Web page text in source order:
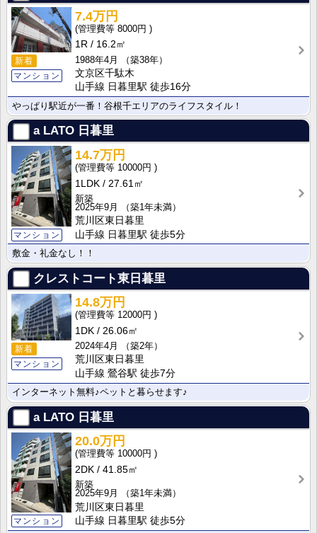
新着
マンション
7.4万円
8000円
1R
16.2㎡
1988年4月
（築38年）
文京区千駄木
山手線 日暮里駅 徒歩16分
やっぱり駅近が一番！谷根千エリアのライフスタイル！
a LATO 日暮里
マンション
14.7万円
10000円
1LDK
27.61㎡
新築
2025年9月
（築1年未満）
荒川区東日暮里
山手線 日暮里駅 徒歩5分
敷金・礼金なし！！
クレストコート東日暮里
新着
マンション
14.8万円
12000円
1DK
26.06㎡
2024年4月
（築2年）
荒川区東日暮里
山手線 鶯谷駅 徒歩7分
インターネット無料♪ペットと暮らせます♪
a LATO 日暮里
マンション
20.0万円
10000円
2DK
41.85㎡
新築
2025年9月
（築1年未満）
荒川区東日暮里
山手線 日暮里駅 徒歩5分